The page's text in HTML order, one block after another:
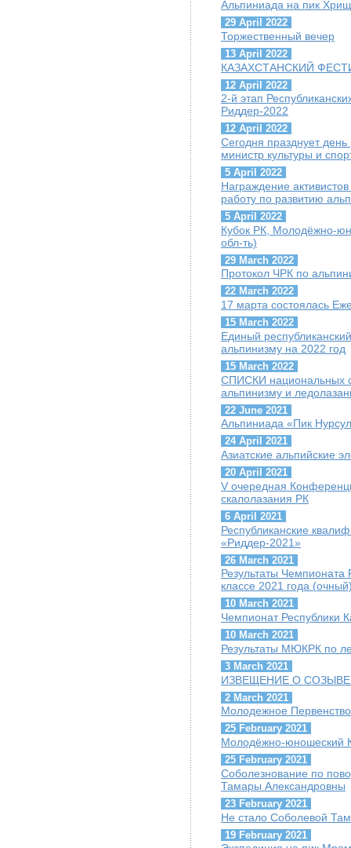
Альпиниада на пик
29 April 2022
Торжественный вечер
13 April 2022
КАЗАХСТАНСКИЙ
12 April 2022
2-й этап
Риддер-2022
12 April 2022
Сегодня празднует
министр культуры и
5 April 2022
Награждение
работу по развитию
5 April 2022
Кубок РК, Молодёжно-
обл-ть)
29 March 2022
Протокол ЧРК по
22 March 2022
17 марта состоялась
15 March 2022
Единый
альпинизму на 2022 год
15 March 2022
СПИСКИ национальных
альпинизму и
22 June 2021
Альпиниада «Пик
24 April 2021
Азиатские альпийские
20 April 2021
V очередная
скалолазания РК
6 April 2021
Республиканские
«Риддер-2021»
26 March 2021
Результаты Чемпионата
классе 2021 года
10 March 2021
Чемпионат Республики
10 March 2021
Результаты МЮКРК по
3 March 2021
ИЗВЕЩЕНИЕ О
2 March 2021
Молодежное
25 February 2021
Молодёжно-юношеский
25 February 2021
Соболезнование по
Тамары Александровны
23 February 2021
Не стало Соболевой
19 February 2021